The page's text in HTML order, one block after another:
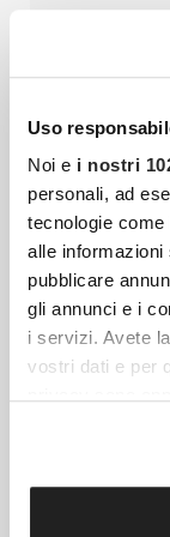
Uso
Noi e i nostri
personali, ad
tecnologie
alle
pubblicare
gli annunci e i
i servizi. Avete
vostri dati e per
modificare o
sull'icona di
Il tessuto
resta
muscoli,
Crema Alla
Italia
Nel mio
Cocooners
non risiede
Dolore